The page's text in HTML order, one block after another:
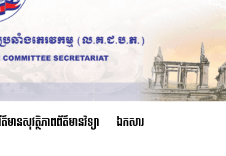
មានសុវត្ថិភាពព័ត៌មានវិទ្យា ឯកសារ